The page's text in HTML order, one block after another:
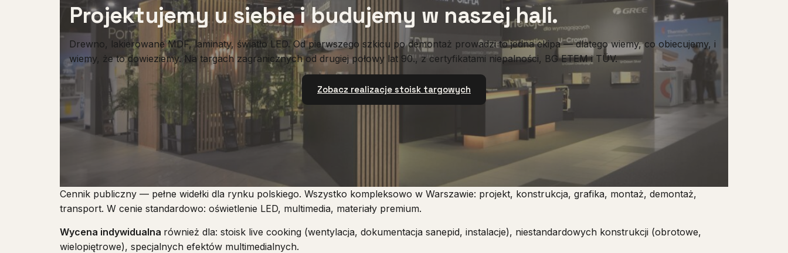
Projektujemy u siebie i budujemy w naszej hali.
Drewno, lakierowane MDF, laminaty, światło LED. Od pierwszego szkicu po demontaż prowadzi to jedna ekipa — dlatego wiemy, co obiecujemy, i
wiemy, że to dowieziemy. Na targach zagranicznych od drugiej połowy lat 90., z certyfikatami niepalności, BG ETEM i TÜV.
Zobacz realizacje stoisk targowych
Cennik publiczny — pełne widełki dla rynku polskiego. Wszystko kompleksowo w Warszawie: projekt, konstrukcja, grafika, montaż, demontaż,
transport. W cenie standardowo: oświetlenie LED, multimedia, materiały premium.
Wycena indywidualna również dla: stoisk live cooking (wentylacja, dokumentacja sanepid, instalacje), niestandardowych konstrukcji (obrotowe,
wielopiętrowe), specjalnych efektów multimedialnych.